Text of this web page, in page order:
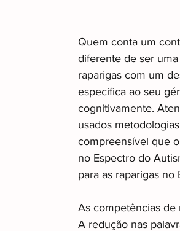
Quem conta um
diferente de ser
raparigas com um
especifica ao seu
cognitivamente.
usados
compreensível que
no Espectro do
para as raparigas no
As competências de
A redução nas